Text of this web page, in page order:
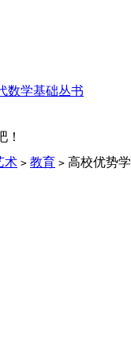
数学基础丛书
！
术 > 教育 > 高校优势